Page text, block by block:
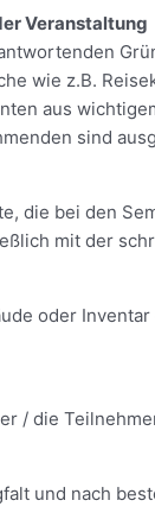
Veranstaltung
wie z.B.
aus
sind
die bei den
mit der
oder
/ die
und nach